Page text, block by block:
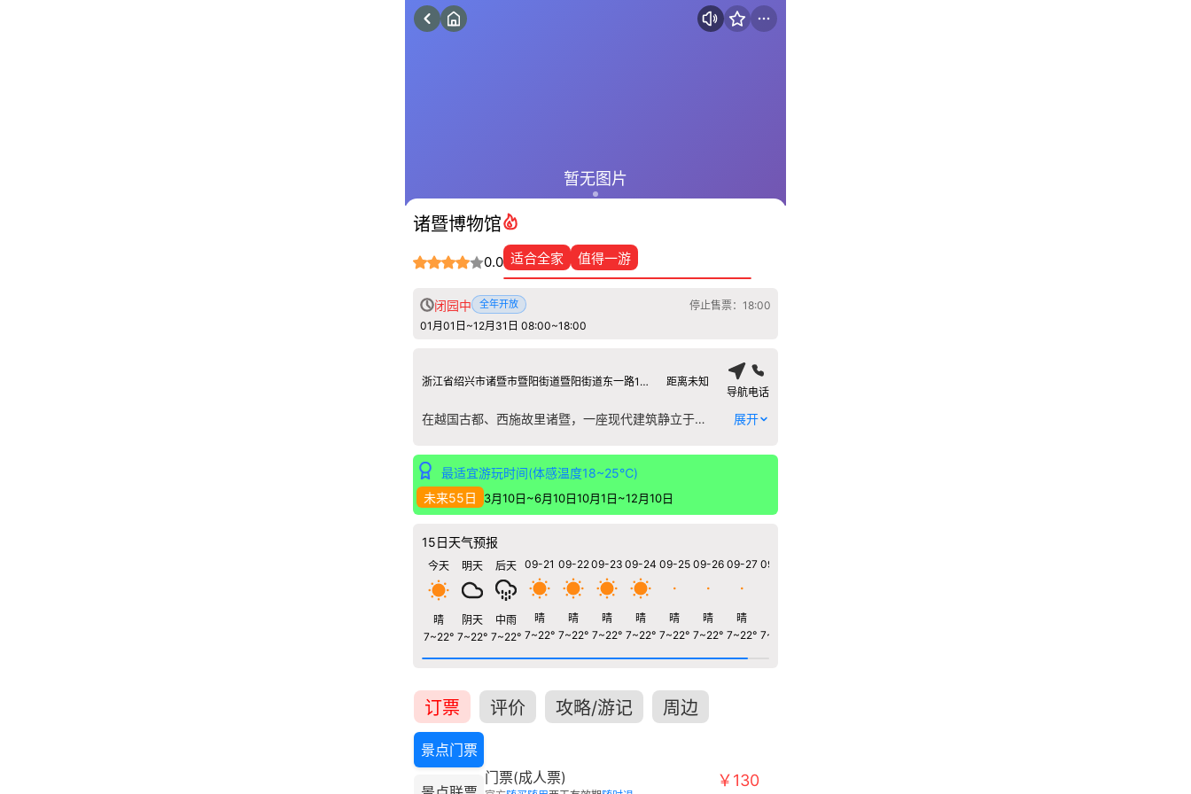
暂无图片
诸暨博物馆
0.0 适合全家 值得一游
闭园中 全年开放
停止售票：18:00
01月01日~12月31日 08:00~18:00
浙江省绍兴市诸暨市暨阳街道暨阳街道东一路18号
距离未知
导航电话
在越国古都、西施故里诸暨，一座现代建筑静立于浦阳江畔，这便是诸暨博物馆。它并非仅是文物的仓库，而是一座以“一叶知秋”为设计理念的城市文化客厅，其建筑本身就如同一枚被轻轻卷起的枫叶，与周围山水对话。 馆内陈列紧扣“古越文明”与“暨阳文脉”两大主题。您将在这里直面春秋战国时期越地特有的原始瓷与印纹硬陶，其粗犷纹饰下是古越先民的生活印记。而关于西施的传说与实证，则通过文献与文物交织呈现，让这位传奇美人从历史迷雾中走近。博物馆尤为珍贵的是其收藏的明清时期诸暨地方文书与宗族谱牒，这些泛黄的纸页详细记录了土地交易、民间诉讼与家族变迁，是解读江南地区基层社会肌理的“活化石”。 从史前文明的石器，到见证农耕文明的青铜犁铧，再到近代的抗战实物，博物馆用六千余件藏品串联起一部立体的诸暨地方史。参观尾声，不妨在临江的观景平台驻足，眼前是现代城市风貌，而身后，是这片土地沉淀千年的呼吸与记忆。 展开
最适宜游玩时间(体感温度18~25℃)
未来55日
3月10日~6月10日10月1日~12月10日
15日天气预报
今天
晴
7~22°
明天
阴天
7~22°
后天
中雨
7~22°
09-21
晴
7~22°
09-22
晴
7~22°
09-23
晴
7~22°
09-24
晴
7~22°
09-25
晴
7~22°
09-26
晴
7~22°
09-27
晴
7~22°
09-28
7~22°
订票 评价 攻略/游记 周边
景点门票
门票(成人票) ￥130